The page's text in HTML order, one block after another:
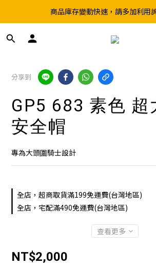
超取滿199、宅配滿490 享免
商品庫存變動快速，請多加利用
前往實體店選購商品前，請先致
分享到
GP5 683 素色 超
安全帽
專為大頭圍騎士設計
全店，超商取貨滿199免運費(台灣地區)
全店，宅配滿490免運費(台灣地區)
查看更多
NT$2,000